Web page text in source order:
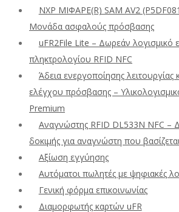
NXP ΜΙΦΑΡΕ(R) SAM AV2
Μονάδα ασφαλούς πρόσβασης
uFR2File Lite – Δωρεάν λογισμικό
πληκτρολογίου RFID NFC
Άδεια ενεργοποίησης λειτουργίας
ελέγχου πρόσβασης –
Premium
Αναγνώστης RFID DL533N NFC –
δοκιμής για αναγνώστη που
Αξίωση εγγύησης
Αυτόματοι πωλητές με ψηφιακές
Γενική φόρμα επικοινωνίας
Διαμορφωτής καρτών uFR